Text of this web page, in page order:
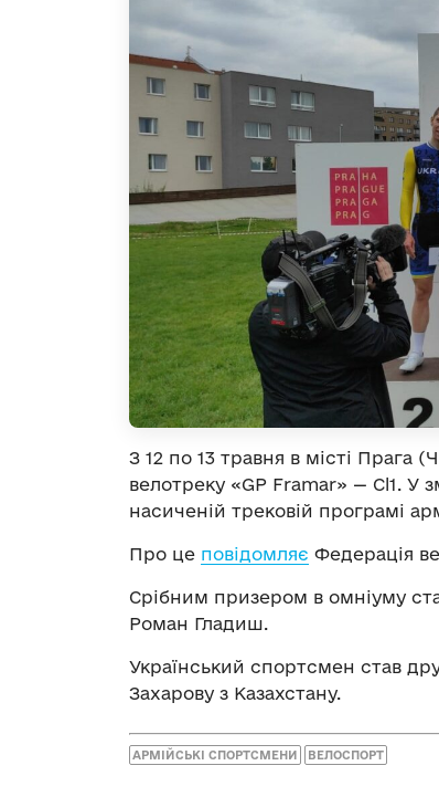
З 12 по 13 травня в місті Прага
велотреку «GP Framar» — Cl1. У
насиченій трековій програмі
Про це повідомляє Федерація
Срібним призером в омніуму
Роман Гладиш.
Український спортсмен став
Захарову з Казахстану.
АРМІЙСЬКІ СПОРТСМЕНИ ВЕЛОСПОРТ